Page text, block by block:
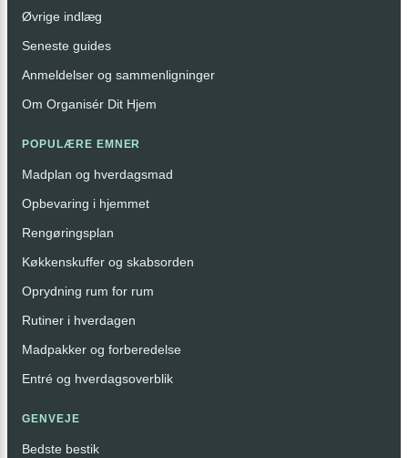
Øvrige indlæg
Seneste guides
Anmeldelser og sammenligninger
Om Organisér Dit Hjem
POPULÆRE EMNER
Madplan og hverdagsmad
Opbevaring i hjemmet
Rengøringsplan
Køkkenskuffer og skabsorden
Oprydning rum for rum
Rutiner i hverdagen
Madpakker og forberedelse
Entré og hverdagsoverblik
GENVEJE
Bedste bestik